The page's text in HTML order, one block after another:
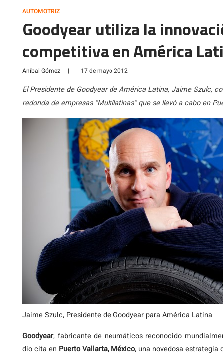
AUTOMOTRIZ
Goodyear utiliza la
competitiva en América
Aníbal Gómez | 17 de mayo 2012
El Presidente de Goodyear de América Latina, Jaime Szulc,
redonda de empresas “Multilatinas” que se llevó a cabo en
Jaime Szulc, Presidente de Goodyear para América Latina
Goodyear, fabricantede neumáticos reconocido
dio cita en Puerto Vallarta, México, una novedosa